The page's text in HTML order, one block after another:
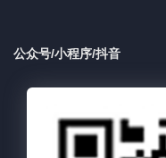
公众号/小程序/抖音